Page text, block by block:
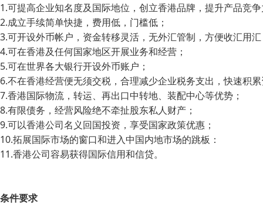
1.可提高企业知名度及国际地位，创立香港品牌，提升产品竞
2.成立手续简单快捷，费用低，门槛低；
3.可开设外币帐户，资金转移灵活，无外汇管制，方便收汇用
4.可在香港及任何国家地区开展业务和经营；
5.可在世界各大银行开设外币账户；
6.不在香港经营便无须交税，合理减少企业税务支出，快速积
7.香港国际物流，转运、再出口中转地、装配中心等优势；
8.有限债务，经营风险绝不牵扯股东私人财产；
9.可以香港公司名义回国投资，享受国家政策优惠；
10.拓展国际市场的窗口和进入中国内地市场的跳板：
11.香港公司容易获得国际信用和信贷。
条件要求